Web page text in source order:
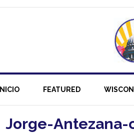
INICIO FEATURED
Jorge-Antezana-